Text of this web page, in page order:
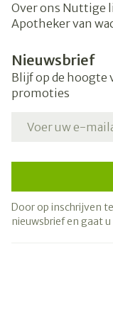
Over ons Nuttige
Apotheker van
Nieuwsbrief
Blijf op de hoogte
promoties
Door op inschrijven
nieuwsbrief en gaat